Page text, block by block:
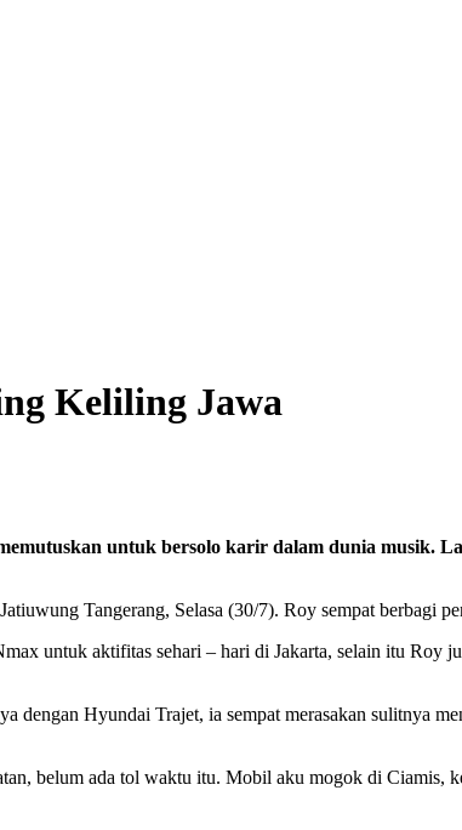
Keliling Jawa
untuk bersolo karir dalam dunia musik.
Tangerang, Selasa (30/7). Roy sempat berbagi
untuk aktifitas sehari – hari di Jakarta, selain itu Roy
Hyundai Trajet, ia sempat merasakan sulitnya
belum ada tol waktu itu. Mobil aku mogok di Ciamis,